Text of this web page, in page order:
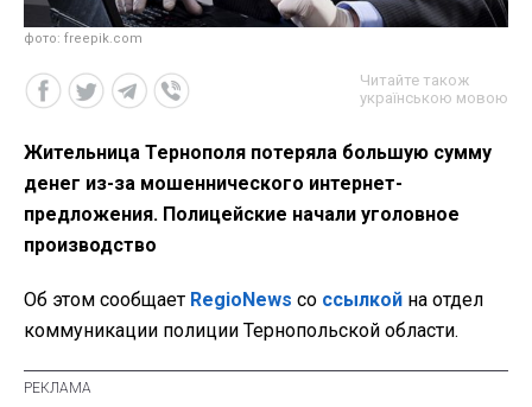
фото: freepik.com
Читайте також
українською мовою
Жительница Тернополя потеряла большую сумму
денег из-за мошеннического интернет-
предложения. Полицейские начали уголовное
производство
Об этом сообщает RegioNews со ссылкой на отдел
коммуникации полиции Тернопольской области.